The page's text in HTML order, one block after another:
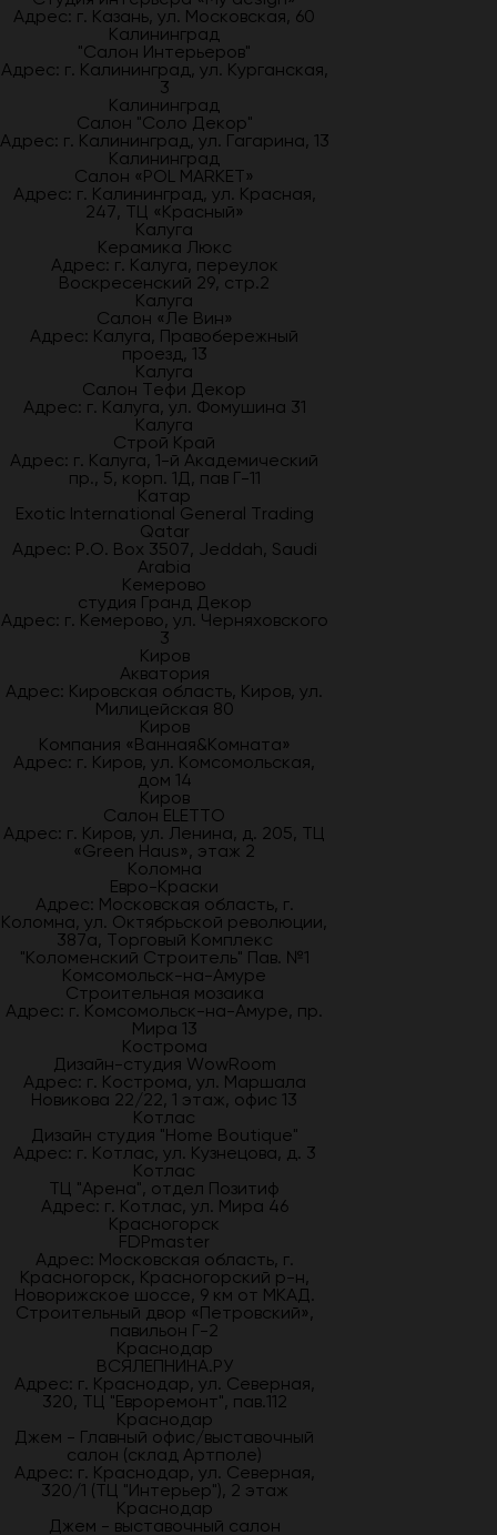
Адрес: г. Казань, ул. Московская, 60
Калининград
"Салон Интерьеров"
Адрес: г. Калининград, ул. Курганская,
3
Калининград
Салон "Соло Декор"
Адрес: г. Калининград, ул. Гагарина, 13
Калининград
Салон «POL MARKET»
Адрес: г. Калининград, ул. Красная,
247, ТЦ «Красный»
Калуга
Керамика Люкс
Адрес: г. Калуга, переулок
Воскресенский 29, стр.2
Калуга
Салон «Ле Вин»
Адрес: Калуга, Правобережный
проезд, 13
Калуга
Салон Тефи Декор
Адрес: г. Калуга, ул. Фомушина 31
Калуга
Строй Край
Адрес: г. Калуга, 1-й Академический
пр., 5, корп. 1Д, пав Г-11
Катар
Exotic International General Trading
Qatar
Адрес: P.O. Box 3507, Jeddah, Saudi
Arabia
Кемерово
студия Гранд Декор
Адрес: г. Кемерово, ул. Черняховского
3
Киров
Акватория
Адрес: Кировская область, Киров, ул.
Милицейская 80
Киров
Компания «Ванная&Комната»
Адрес: г. Киров, ул. Комсомольская,
дом 14
Киров
Салон ELETTO
Адрес: г. Киров, ул. Ленина, д. 205, ТЦ
«Green Haus», этаж 2
Коломна
Евро-Краски
Адрес: Московская область, г.
Коломна, ул. Октябрьской революции,
387а, Торговый Комплекс
"Коломенский Строитель" Пав. №1
Комсомольск-на-Амуре
Строительная мозаика
Адрес: г. Комсомольск-на-Амуре, пр.
Мира 13
Кострома
Дизайн-студия WowRoom
Адрес: г. Кострома, ул. Маршала
Новикова 22/22, 1 этаж, офис 13
Котлас
Дизайн студия "Home Boutique"
Адрес: г. Котлас, ул. Кузнецова, д. 3
Котлас
ТЦ "Арена", отдел Позитиф
Адрес: г. Котлас, ул. Мира 46
Красногорск
FDPmaster
Адрес: Московская область, г.
Красногорск, Красногорский р-н,
Новорижское шоссе, 9 км от МКАД.
Строительный двор «Петровский»,
павильон Г-2
Краснодар
ВСЯЛЕПНИНА.РУ
Адрес: г. Краснодар, ул. Северная,
320, ТЦ "Евроремонт", пав.112
Краснодар
Джем - Главный офис/выставочный
салон (склад Артполе)
Адрес: г. Краснодар, ул. Северная,
320/1 (ТЦ "Интерьер"), 2 этаж
Краснодар
Джем - выставочный салон